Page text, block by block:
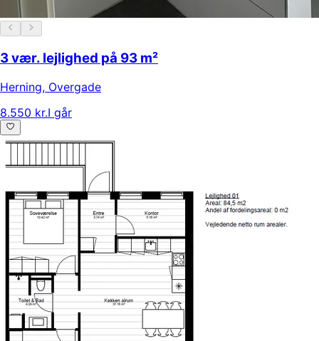
3 vær. lejlighed på 93 m²
Herning, Overgade
8.550 kr.I går